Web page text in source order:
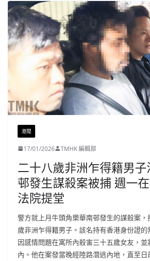
港聞
17/01/2026 TMHK 編輯部
二十八歲非洲乍得籍男
邨發生謀殺案被捕 週一
法院提堂
警方就上月牛頭角樂華南邨發生的謀殺案，
歲非洲乍得籍男子。該名持有香港身份證
因感情問題在寓所內殺害三十五歲女友，並
內。他在案發當晚經陸路潛逃內地，直至日